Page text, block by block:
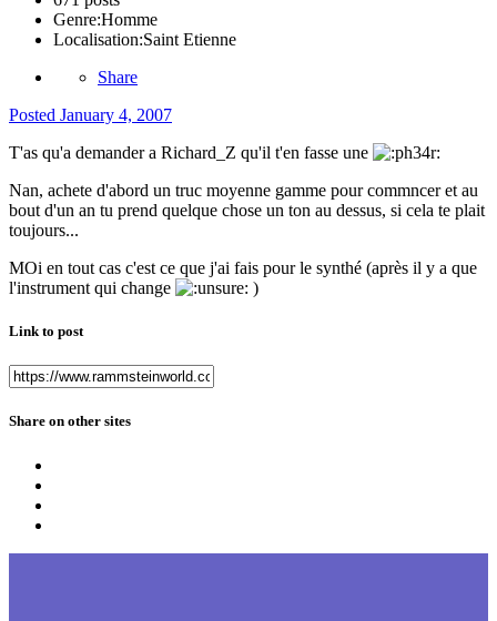
Genre:Homme
Localisation:Saint Etienne
Share
Posted January 4, 2007
T'as qu'a demander a Richard_Z qu'il t'en fasse une
Nan, achete d'abord un truc moyenne gamme pour commncer et au
bout d'un an tu prend quelque chose un ton au dessus, si cela te plait
toujours...
MOi en tout cas c'est ce que j'ai fais pour le synthé (après il y a que
l'instrument qui change
)
Link to post
Share on other sites